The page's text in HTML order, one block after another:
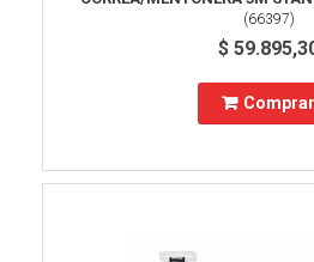
(66397)
$
Comprar